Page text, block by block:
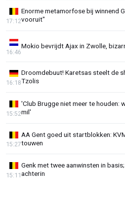
Enorme metamorfose bij winnend
vooruit"
17:12
Mokio bevrijdt Ajax in Zwolle,
16:46
Droomdebuut! Karetsas steelt de
Tzolis
16:18
'Club Brugge niet meer te houden:
mil'
15:52
AA Gent goed uit startblokken:
touwen
15:27
Genk met twee aanwinsten in
achterin
15:11